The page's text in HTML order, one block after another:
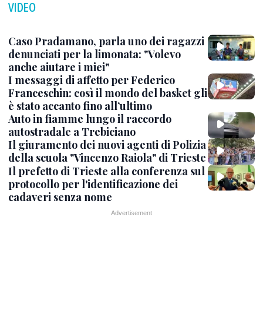
VIDEO
Caso Pradamano, parla uno dei ragazzi
denunciati per la limonata: "Volevo
anche aiutare i miei"
I messaggi di affetto per Federico
Franceschin: così il mondo del basket gli
è stato accanto fino all’ultimo
Auto in fiamme lungo il raccordo
autostradale a Trebiciano
Il giuramento dei nuovi agenti di Polizia
della scuola "Vincenzo Raiola" di Trieste
Il prefetto di Trieste alla conferenza sul
protocollo per l'identificazione dei
cadaveri senza nome